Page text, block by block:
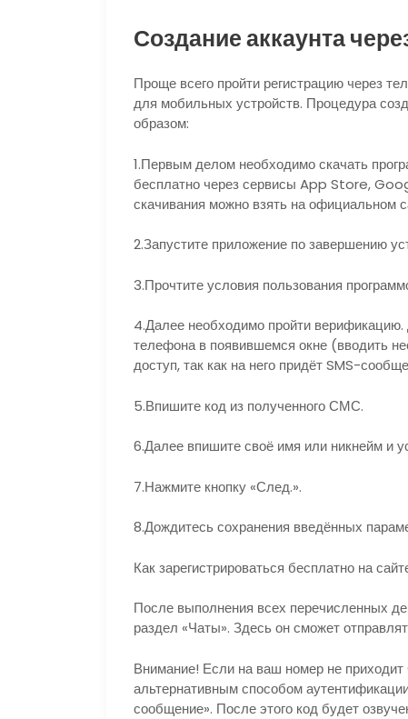
Создание аккаунта
Проще всего пройти регистрацию через
для мобильных устройств. Процедура
образом:
1.Первым делом необходимо скачать
бесплатно через сервисы App Store,
скачивания можно взять на
2.Запустите приложение по завершению
3.Прочтите условия пользования
4.Далее необходимо пройти
телефона в появившемся окне (вводить
доступ, так как на него придёт SMS-
5.Впишите код из полученного СМС.
6.Далее впишите своё имя или никнейм и
7.Нажмите кнопку «След.».
8.Дождитесь сохранения введённых
Как зарегистрироваться бесплатно на
После выполнения всех перечисленных
раздел «Чаты». Здесь он сможет
Внимание! Если на ваш номер не
альтернативным способом
сообщение». После этого код будет